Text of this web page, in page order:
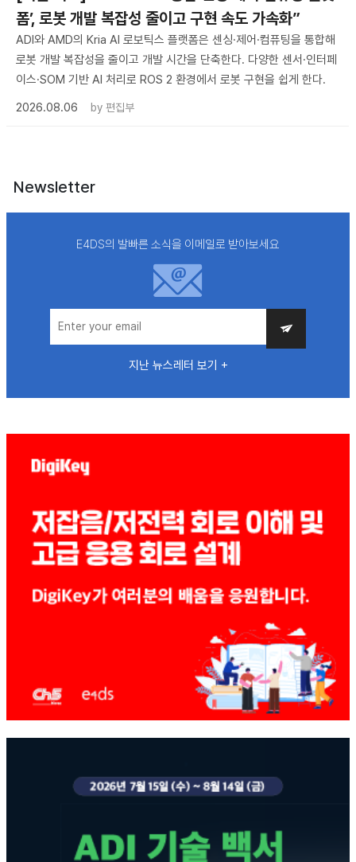
폼’, 로봇 개발 복잡성 줄이고 구현 속도 가속화”
ADI와 AMD의 Kria AI 로보틱스 플랫폼은 센싱·제어·컴퓨팅을 통합해
로봇 개발 복잡성을 줄이고 개발 시간을 단축한다. 다양한 센서·인터페
이스·SOM 기반 AI 처리로 ROS 2 환경에서 로봇 구현을 쉽게 한다.
2026.08.06
by 편집부
Newsletter
E4DS의 발빠른 소식을 이메일로 받아보세요
지난 뉴스레터 보기 +